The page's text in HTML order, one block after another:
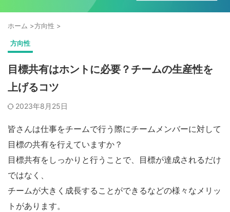
ホーム >方向性 >
方向性
目標共有はホントに必要？チームの生産性を
上げるコツ
2023年8月25日
皆さんは仕事をチームで行う際にチームメンバーに対して
目標の共有を行えていますか？
目標共有をしっかりと行うことで、目標が達成されるだけ
ではなく、
チームが大きく成長することができるなどの様々なメリッ
トがあります。